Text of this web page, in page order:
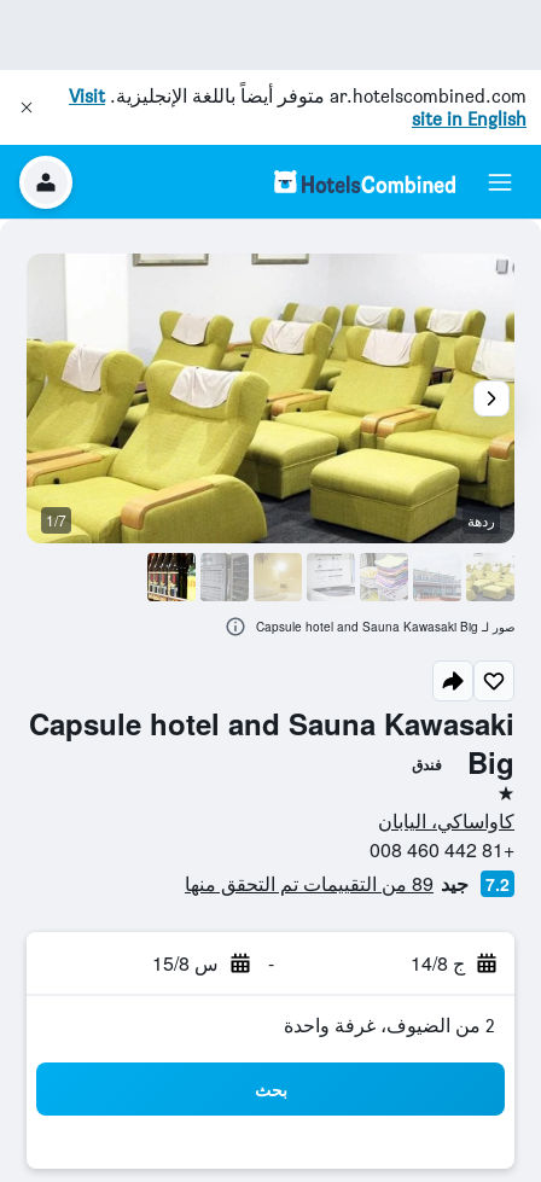
ar.hotelscombined.com متوفر أيضاً باللغة الإنجليزية.Visit
site in English
Capsule hotel and Sauna Kawasaki
Big
فندق
نجمة واحدة
كاواساكي، اليابان
+81 442 460 008
7.2 جيد 89 من التقييمات تم التحقق منها
ج 14/8 - س 15/8
2 من الضيوف، غرفة واحدة
بحث
ردهة 1/7
صور لـ Capsule hotel and Sauna Kawasaki Big